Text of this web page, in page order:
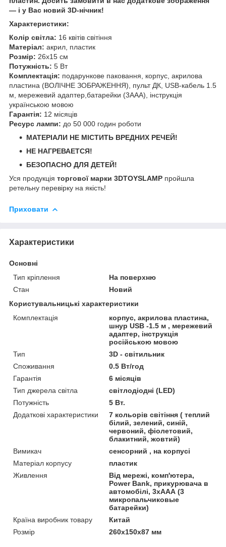
— і у Вас новий 3D-нічник!
Характеристики:
Колір світла: 16 квітів світіння
Матеріал: акрил, пластик
Розмір: 26х15 см
Потужність: 5 Вт
Комплектація: подарункове паковання, корпус, акрилова
пластина (ВОЛІЧНЕ ЗОБРАЖЕННЯ), пульт ДК, USB-кабель 1.5
м, мережевий адаптер,батарейки (3ААА), інструкція
українською мовою
Гарантія: 12 місяців
Ресурс лампи: до 50 000 годин роботи
МАТЕРІАЛИ НЕ МІСТИТЬ ВРЕДНИХ РЕЧЕЙ!
НЕ НАГРЕВАЕТСЯ!
БЕЗОПАСНО ДЛЯ ДЕТЕЙ!
Уся продукція торгової марки 3DTOYSLAMP пройшла
ретельну перевірку на якість!
Приховати
Характеристики
Основні
Тип кріплення
На поверхню
Стан
Новий
Користувальницькі характеристики
Комплектація
корпус, акрилова пластина,
шнур USB -1.5 м , мережевий
адаптер, інструкція
російською мовою
Тип
3D - світильник
Споживання
0.5 Вт/год
Гарантія
6 місяців
Тип джерела світла
світлодіодні (LED)
Потужність
5 Вт.
Додаткові характеристики
7 кольорів світіння ( теплий
білий, зелений, синій,
червоний, фіолетовий,
блакитний, жовтий)
Вимикач
сенсорний , на корпусі
Матеріал корпусу
пластик
Живлення
Від мережі, комп'ютера,
Power Bank, прикурювача в
автомобілі, 3хААА (3
микропальчиковые
батарейки)
Країна виробник товару
Китай
Розмір
260х150х87 мм